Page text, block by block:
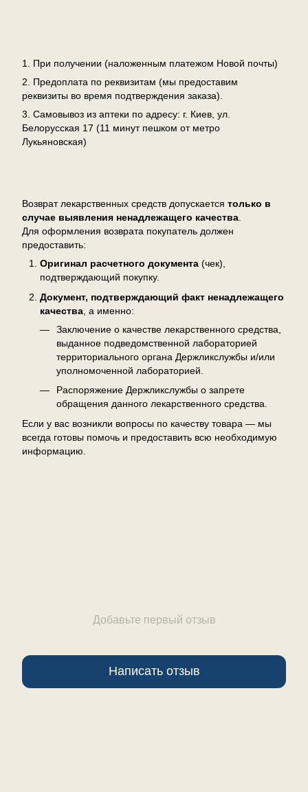
1. При получении (наложенным платежом Новой почты)
2. Предоплата по реквизитам (мы предоставим
реквизиты во время подтверждения заказа).
3. Самовывоз из аптеки по адресу: г. Киев, ул.
Белорусская 17 (11 минут пешком от метро
Лукьяновская)
Возврат лекарственных средств допускается только в
случае выявления ненадлежащего качества.
Для оформления возврата покупатель должен
предоставить:
Оригинал расчетного документа (чек),
подтверждающий покупку.
Документ, подтверждающий факт ненадлежащего
качества , а именно:
Заключение о качестве лекарственного средства,
выданное подведомственной лабораторией
территориального органа Держликслужбы и/или
уполномоченной лабораторией.
Распоряжение Держликслужбы о запрете
обращения данного лекарственного средства.
Если у вас возникли вопросы по качеству товара — мы
всегда готовы помочь и предоставить всю необходимую
информацию.
Добавьте первый отзыв
Написать отзыв